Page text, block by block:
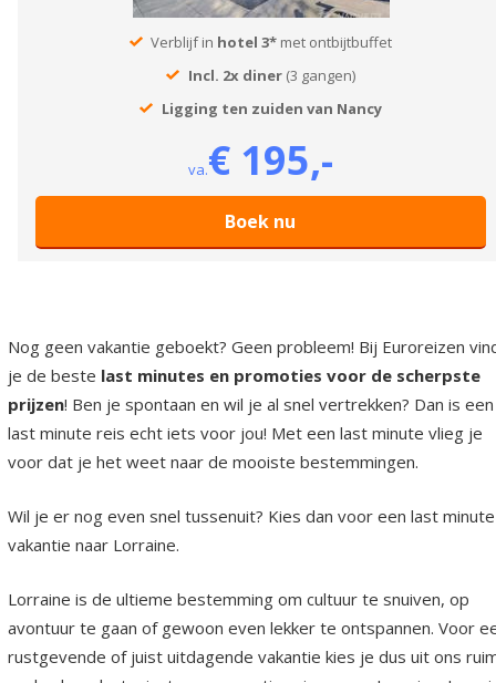
Verblijf in hotel 3* met ontbijtbuffet
Incl. 2x diner (3 gangen)
Ligging ten zuiden van Nancy
va.€ 195,-
Boek nu
Nog geen vakantie geboekt? Geen probleem! Bij Euroreizen
je de beste last minutes en promoties voor de scherpste
prijzen! Ben je spontaan en wil je al snel vertrekken? Dan is een
last minute reis echt iets voor jou! Met een last minute vlieg je
voor dat je het weet naar de mooiste bestemmingen.
Wil je er nog even snel tussenuit? Kies dan voor een last minute
vakantie naar Lorraine.
Lorraine is de ultieme bestemming om cultuur te snuiven, op
avontuur te gaan of gewoon even lekker te ontspannen. Voor
rustgevende of juist uitdagende vakantie kies je dus uit ons